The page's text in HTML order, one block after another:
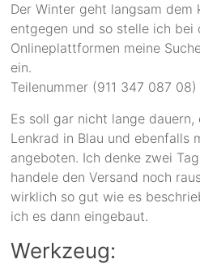
Der Winter geht langsam dem
entgegen und so stelle ich bei
Onlineplattformen meine
ein.
Teilenummer (911 347 087 08)
Es soll gar nicht lange
Lenkrad in Blau und ebenfalls
angeboten. Ich denke zwei
handele den Versand noch
wirklich so gut wie es
ich es dann eingebaut.
Werkzeug: